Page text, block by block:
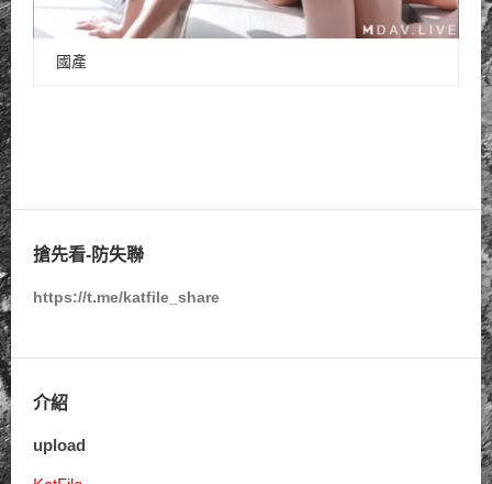
國產
搶先看-防失聯
https://t.me/katfile_share
介紹
upload